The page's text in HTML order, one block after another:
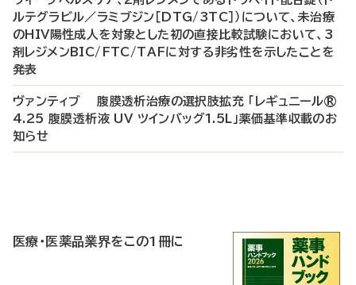
ルテグラビル／ラミブジン［DTG/3TC］）について、未治療
のHIV陽性成人を対象とした初の直接比較試験において、3
剤レジメンBIC/FTC/TAFに対する非劣性を示したことを
発表
ヴァンティブ 腹膜透析治療の選択肢拡充 「レギュニール®
4.25 腹膜透析液 UV ツインバッグ1.5L」薬価基準収載のお
知らせ
医療・医薬品業界をこの1冊に